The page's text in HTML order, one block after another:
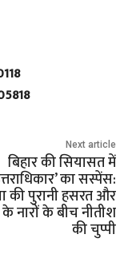
Next article
बिहार की सियासत में
का सस्पेंस:
की पुरानी हसरत और
नारों के बीच नीतीश
की चुप्पी